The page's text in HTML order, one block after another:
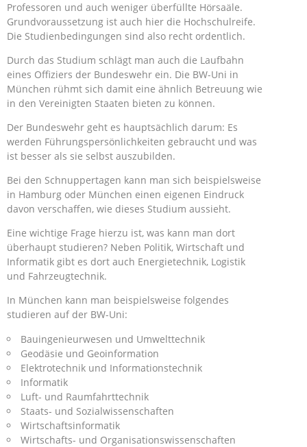
Professoren und auch weniger überfüllte Hörsaäle.
Grundvoraussetzung ist auch hier die Hochschulreife.
Die Studienbedingungen sind also recht ordentlich.
Durch das Studium schlägt man auch die Laufbahn
eines Offiziers der Bundeswehr ein. Die BW-Uni in
München rühmt sich damit eine ähnlich Betreuung wie
in den Vereinigten Staaten bieten zu können.
Der Bundeswehr geht es hauptsächlich darum: Es
werden Führungspersönlichkeiten gebraucht und was
ist besser als sie selbst auszubilden.
Bei den Schnuppertagen kann man sich beispielsweise
in Hamburg oder München einen eigenen Eindruck
davon verschaffen, wie dieses Studium aussieht.
Eine wichtige Frage hierzu ist, was kann man dort
überhaupt studieren? Neben Politik, Wirtschaft und
Informatik gibt es dort auch Energietechnik, Logistik
und Fahrzeugtechnik.
In München kann man beispielsweise folgendes
studieren auf der BW-Uni:
Bauingenieurwesen und Umwelttechnik
Geodäsie und Geoinformation
Elektrotechnik und Informationstechnik
Informatik
Luft- und Raumfahrttechnik
Staats- und Sozialwissenschaften
Wirtschaftsinformatik
Wirtschafts- und Organisationswissenschaften